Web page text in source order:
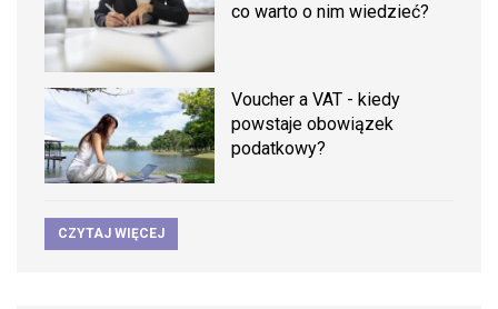
co warto o nim wiedzieć?
Voucher a VAT - kiedy
powstaje obowiązek
podatkowy?
CZYTAJ WIĘCEJ